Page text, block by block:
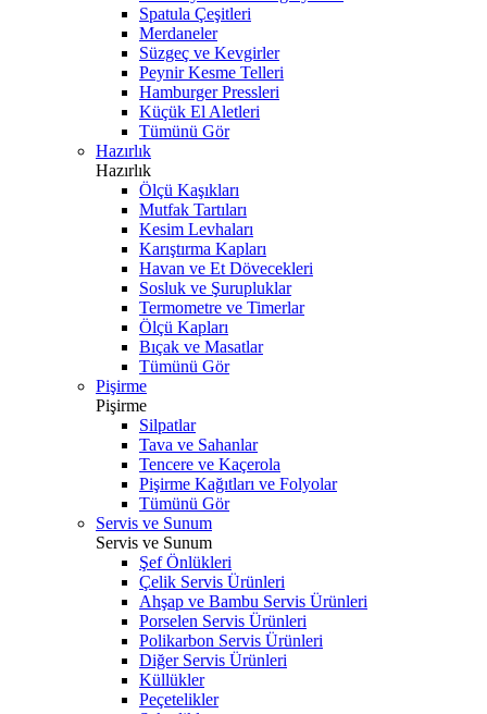
Spatula Çeşitleri
Merdaneler
Süzgeç ve Kevgirler
Peynir Kesme Telleri
Hamburger Pressleri
Küçük El Aletleri
Tümünü Gör
Hazırlık
Hazırlık
Ölçü Kaşıkları
Mutfak Tartıları
Kesim Levhaları
Karıştırma Kapları
Havan ve Et Dövecekleri
Sosluk ve Şurupluklar
Termometre ve Timerlar
Ölçü Kapları
Bıçak ve Masatlar
Tümünü Gör
Pişirme
Pişirme
Silpatlar
Tava ve Sahanlar
Tencere ve Kaçerola
Pişirme Kağıtları ve Folyolar
Tümünü Gör
Servis ve Sunum
Servis ve Sunum
Şef Önlükleri
Çelik Servis Ürünleri
Ahşap ve Bambu Servis Ürünleri
Porselen Servis Ürünleri
Polikarbon Servis Ürünleri
Diğer Servis Ürünleri
Küllükler
Peçetelikler